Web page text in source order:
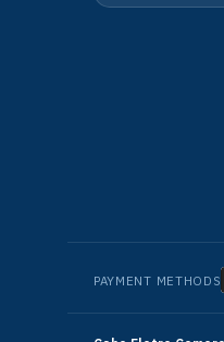
PAYMENT METHODS